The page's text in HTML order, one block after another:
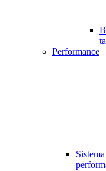
Performance